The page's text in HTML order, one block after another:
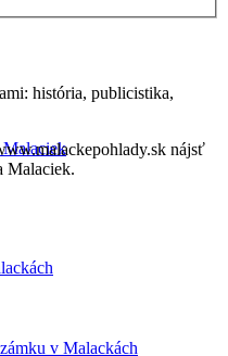
história, publicistika,
nájsť
Malaciek.
v Malackách